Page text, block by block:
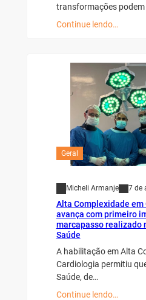
transformações
Continue lendo…
Geral
Micheli Armanje 7 de
Alta Complexidade em
avança com primeiro
marcapasso realizado
Saúde
A habilitação em Alta
Cardiologia permitiu
Saúde, de…
Continue lendo…